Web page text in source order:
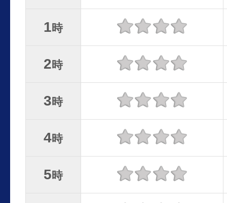
1時
2時
3時
4時
5時